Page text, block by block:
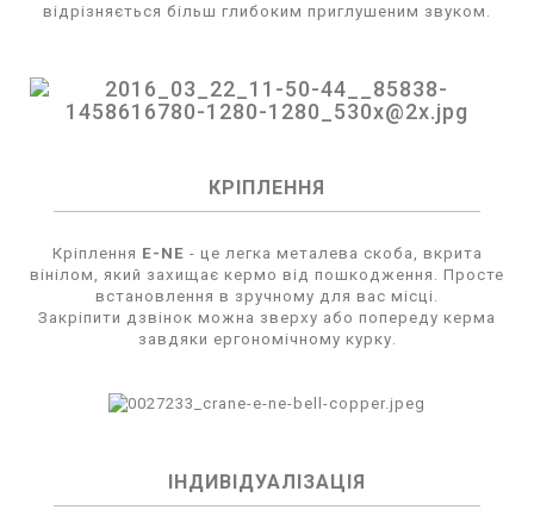
відрізняється більш глибоким приглушеним звуком.
КРІПЛЕННЯ
Кріплення E-NE - це легка металева скоба, вкрита
вінілом, який захищає кермо від пошкодження. Просте
встановлення в зручному для вас місці.
Закріпити дзвінок можна зверху або попереду керма
завдяки ергономічному курку.
ІНДИВІДУАЛІЗАЦІЯ